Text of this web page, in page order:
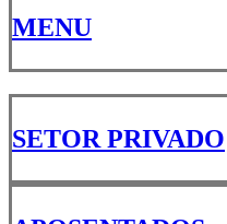
MENU
SETOR PRIVADO